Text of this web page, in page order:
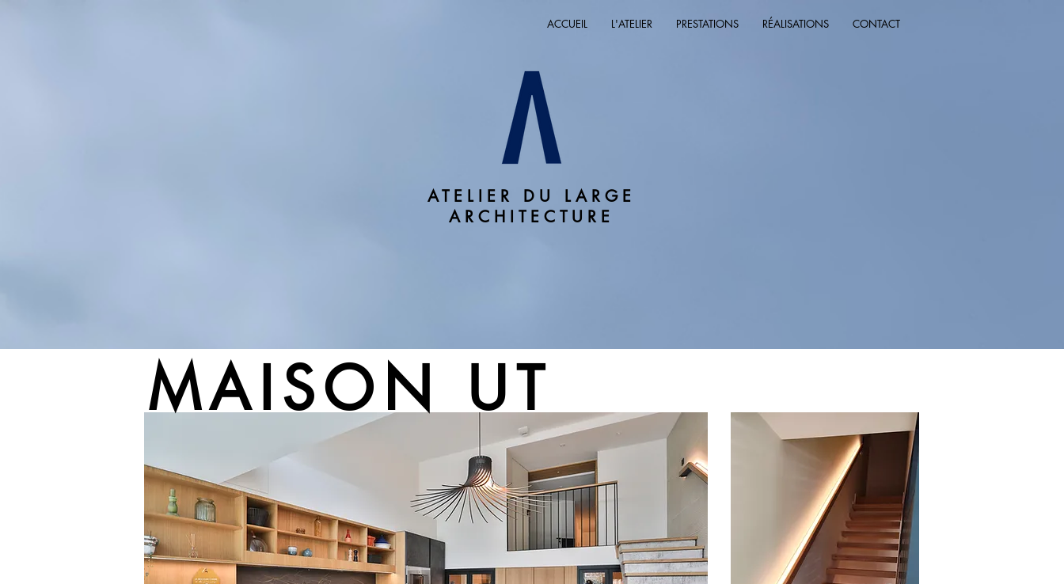
ACCUEIL L'ATELIER PRESTATIONS RÉALISATIONS CONTACT
ATELIER DU LARGE
ARCHITECTURE
© Copyright
MAISON UT